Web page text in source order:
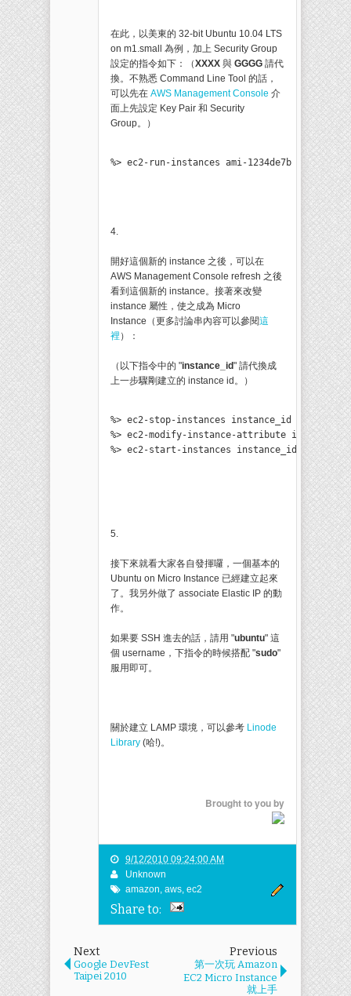
在此，以美東的 32-bit Ubuntu 10.04 LTS
on m1.small 為例，加上 Security Group
設定的指令如下：（XXXX 與 GGGG 請代
換。不熟悉 Command Line Tool 的話，
可以先在 AWS Management Console 介
面上先設定 Key Pair 和 Security
Group。）
%> ec2-run-instances ami-1234de7b --
4.
開好這個新的 instance 之後，可以在
AWS Management Console refresh 之後
看到這個新的 instance。接著來改變
instance 屬性，使之成為 Micro
Instance（更多討論串內容可以參閱這
裡 ）：
（以下指令中的 "instance_id" 請代換成
上一步驟剛建立的 instance id。）
%> ec2-stop-instances instance_id
%> ec2-modify-instance-attribute
%> ec2-start-instances instance_id
5.
接下來就看大家各自發揮囉，一個基本的
Ubuntu on Micro Instance 已經建立起來
了。我另外做了 associate Elastic IP 的動
作。
如果要 SSH 進去的話，請用 "ubuntu" 這
個 username，下指令的時候搭配 "sudo"
服用即可。
關於建立 LAMP 環境，可以參考 Linode
Library (哈!)。
Brought to you by
9/12/2010 09:24:00 AM
Unknown
amazon, aws, ec2
Share to:
Next
Google DevFest
Taipei 2010
Previous
第一次玩 Amazon
EC2 Micro Instance
就上手